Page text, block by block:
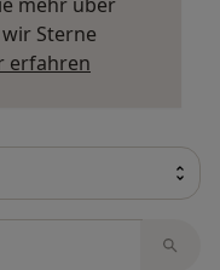
Sterne
erfahren